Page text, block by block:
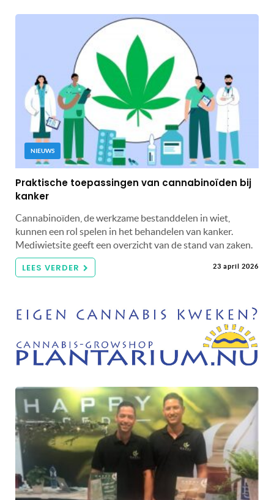
NIEUWS
Praktische toepassingen van cannabinoïden bij
kanker
Cannabinoïden, de werkzame bestanddelen in wiet,
kunnen een rol spelen in het behandelen van kanker.
Mediwietsite geeft een overzicht van de stand van zaken.
LEES VERDER 23 april 2026